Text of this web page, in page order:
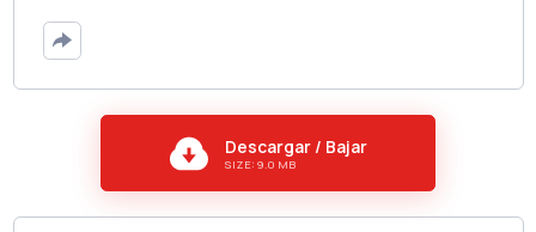
Descargar / Bajar
SIZE: 9.0 MB